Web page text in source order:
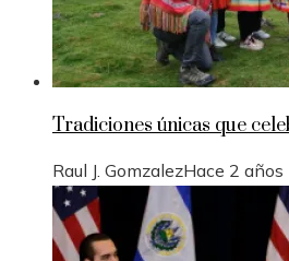
Tradiciones únicas que
Raul J. GomzalezHace 2 años